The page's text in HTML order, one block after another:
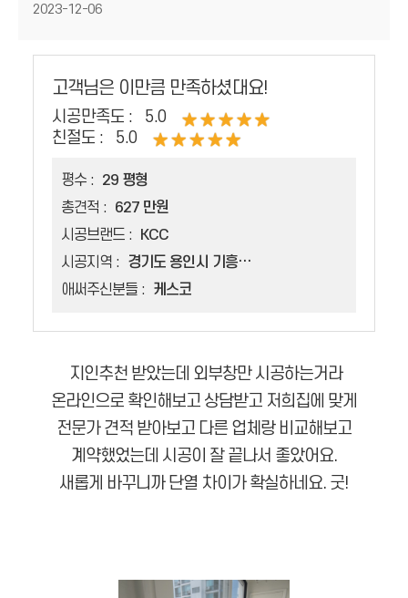
2023-12-06
고객님은 이만큼 만족하셨대요!
시공만족도 :
5.0
친절도 :
5.0
평수 :
29 평형
총견적 :
627 만원
시공브랜드 :
KCC
시공지역 :
경기도 용인시 기흥구 공세동
애써주신분들 :
케스코
지인추천 받았는데 외부창만 시공하는거라
온라인으로 확인해보고 상담받고 저희집에 맞게
전문가 견적 받아보고 다른 업체랑 비교해보고
계약했었는데 시공이 잘 끝나서 좋았어요.
새롭게 바꾸니까 단열 차이가 확실하네요. 굿!